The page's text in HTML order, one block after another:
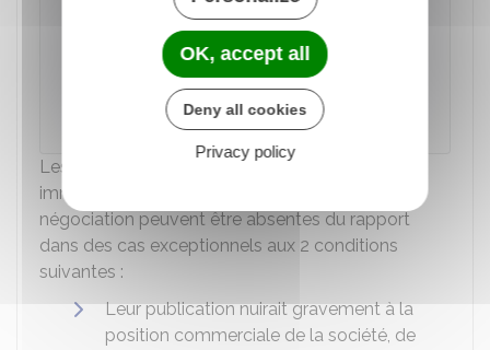
La section dédiée aux informations en
matière de durabilité doit contenir une
description du processusmis en œuvre
afin de déterminer les informations qui y sont
Les informations portant sur des évolutions
imminentes ou des affaires en cours de
négociation peuvent être absentes du rapport
dans des cas exceptionnels aux 2 conditions
suivantes :
Leur publication nuirait gravement à la
position commerciale de la société, de
OK, accept all
Deny all cookies
Privacy policy